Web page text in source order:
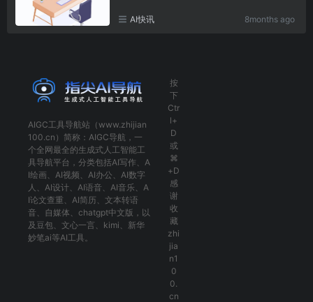
AI快讯 8months ago
AIGC工具导航站（www.zhijian
100.cn）简称： AIGC导航 ，一
个全网最全的生成式人工智能工
具导航平台，分类包括AI写作 、 A
I绘画 、 AI视频 、 AI办公 、 AI数字
人 、 AI设计、 AI语音、 AI音乐、 A
I论文查重 、 AI简历 、 文本转语
音、 自媒体 、 chatgpt中文版 ，以
及 豆包、 文心一言 、 kimi 、 新华
妙笔ai等AI工具。
按
下
Ctr
l+
D
或
⌘
+D
感
谢
收
藏
zhi
jia
n1
0
0.
cn